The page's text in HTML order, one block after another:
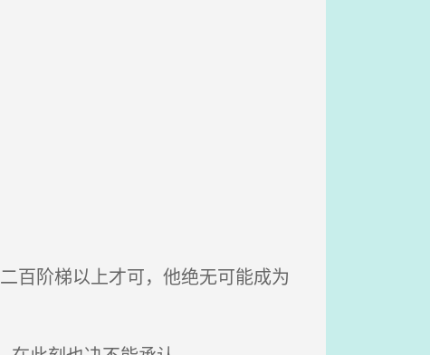
百阶梯以上才可，他绝无可能成为